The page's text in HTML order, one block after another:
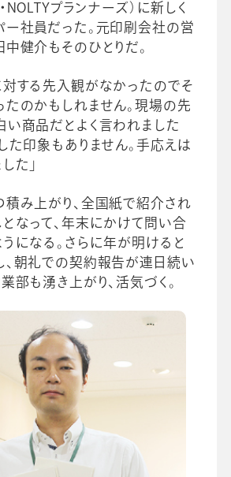
ライバシーポリシー 個人情報保護法
企業情報
NOLTYプランナーズ）に新しく
ー社員だった。元印刷会社の営
健介もそのひとりだ。
対する先入観がなかったのでそ
たのかもしれません。現場の先
い商品だとよく言われました
た印象もありません。手応えは
た」
み上がり、全国紙で紹介され
なって、年末にかけて問い合
になる。さらに年が明けると
、朝礼での契約報告が連日続い
部も湧き上がり、活気づく。